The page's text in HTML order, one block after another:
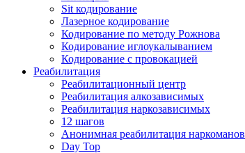
Sit кодирование
Лазерное кодирование
Кодирование по методу Рожнова
Кодирование иглоукалыванием
Кодирование с провокацией
Реабилитация
Реабилитационный центр
Реабилитация алкозависимых
Реабилитация наркозависимых
12 шагов
Анонимная реабилитация наркоманов
Day Top